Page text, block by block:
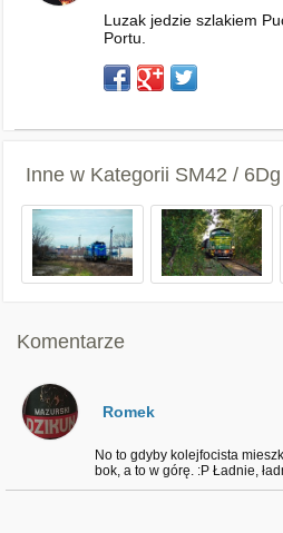
Luzak jedzie szlakiem
Portu.
Inne w Kategorii SM42 /
Komentarze
Romek
No to gdyby kolejfocista
bok, a to w górę. :P Ładnie,